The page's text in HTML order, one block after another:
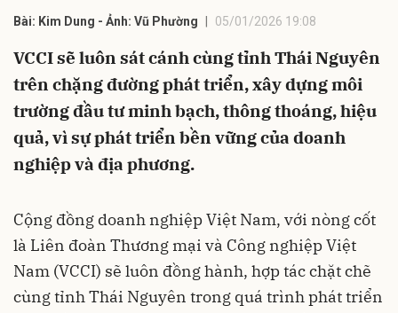
Bài: Kim Dung - Ảnh: Vũ Phường 05/01/2026 19:08
VCCI sẽ luôn sát cánh cùng tỉnh Thái Nguyên
trên chặng đường phát triển, xây dựng môi
trường đầu tư minh bạch, thông thoáng, hiệu
quả, vì sự phát triển bền vững của doanh
nghiệp và địa phương.
Cộng đồng doanh nghiệp Việt Nam, với nòng cốt
là Liên đoàn Thương mại và Công nghiệp Việt
Nam (VCCI) sẽ luôn đồng hành, hợp tác chặt chẽ
cùng tỉnh Thái Nguyên trong quá trình phát triển
Hủy